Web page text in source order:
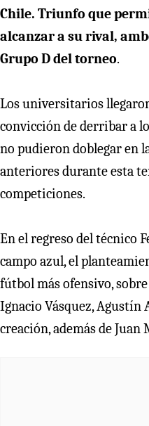
Chile. Triunfo que
alcanzar a su rival,
Grupo D del torneo.
Los universitarios
convicción de derribar a
no pudieron doblegar en
anteriores durante esta
competiciones.
En el regreso del técnico
campo azul, el
fútbol más ofensivo,
Ignacio Vásquez, Agustín
creación, además de